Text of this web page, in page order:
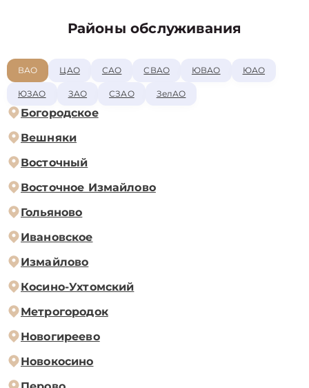
Районы обслуживания
ВАО ЦАО САО СВАО ЮВАО ЮАО
ЮЗАО ЗАО СЗАО ЗелАО
Богородское
Вешняки
Восточный
Восточное Измайлово
Гольяново
Ивановское
Измайлово
Косино-Ухтомский
Метрогородок
Новогиреево
Новокосино